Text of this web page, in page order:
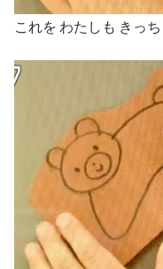
これを わたしも きっ